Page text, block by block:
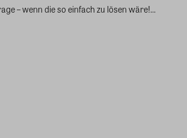
– wenn die so einfach zu lösen wäre!...